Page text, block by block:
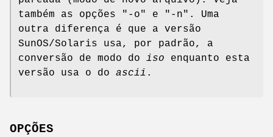
também as opções
"-o" e "-n" . Uma
outra diferença é que a versão
SunOS/Solaris usa, por padrão, a
conversão de modo do iso enquanto esta
versão usa o do ascii .
OPÇÕES